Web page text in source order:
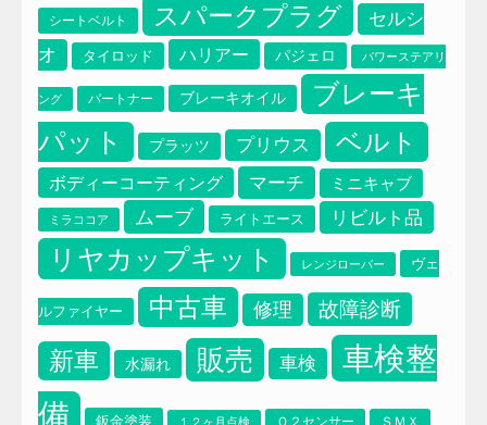
イプサム エアコンフィルター エアーエレメント
シートベルト スパークプラグ
セルシ
オ
タイロッド ハリアー パジェロ パワーステアリ
ング パートナー ブレーキオイル
ブレーキ
パット
プラッツ プリウス ベルト
ボディーコーティング マーチ ミニキャブ
ミラココア ムーブ ライトエース リビルト品
リヤカップキット レンジローバー ヴェ
ルファイヤー 中古車 修理 故障診断
新車 水漏れ 販売 車検
車検整
備
鈑金塗装 １２ヶ月点検